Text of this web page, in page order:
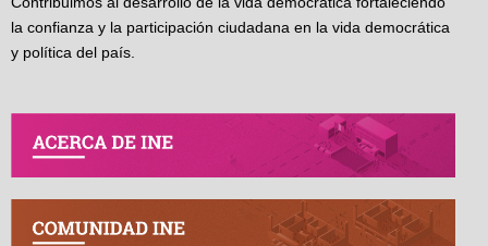
la confianza y la participación ciudadana en la vida democrática
y política del país.